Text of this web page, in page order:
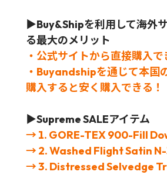
▶Buy&Shipを利用して海外
る最大のメリット
・公式サイトから直接購入で
・Buyandshipを通じて本国
購入すると安く購入できる！
▶Supreme SALEアイテム
→ 1. GORE-TEX 900-Fill
→ 2. Washed Flight Satin
→ 3. Distressed Selvedge